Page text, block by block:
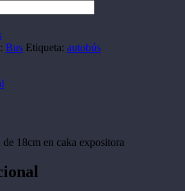
Bus Etiqueta: autobús
18cm en caka expositora